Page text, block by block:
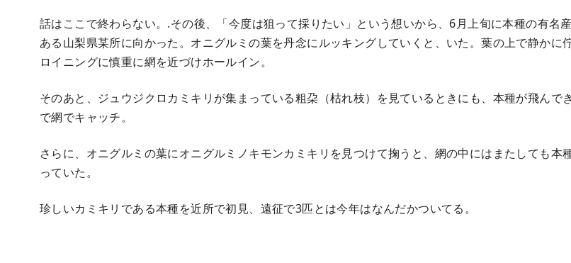
話はここで終わらない。.その後、「今度は狙って採りたい」という想いから、6月上旬に本種の有名
ある山梨県某所に向かった。オニグルミの葉を丹念にルッキングしていくと、いた。葉の上で静かに
ロイニングに慎重に網を近づけホールイン。
そのあと、ジュウジクロカミキリが集まっている粗朶（枯れ枝）を見ているときにも、本種が飛んで
で網でキャッチ。
さらに、オニグルミの葉にオニグルミノキモンカミキリを見つけて掬うと、網の中にはまたしても本
っていた。
珍しいカミキリである本種を近所で初見、遠征で3匹とは今年はなんだかついてる。